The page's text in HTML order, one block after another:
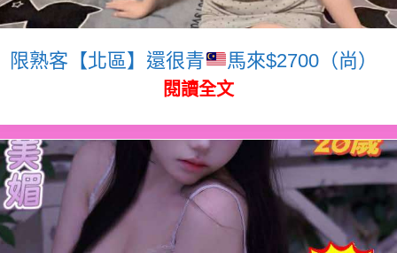
限熟客【北區】還很青 馬來$2700（尚）
閱讀全文